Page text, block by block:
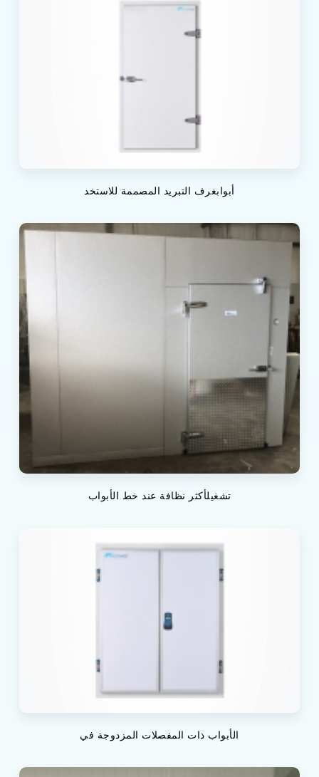
أبوابغرف التبريد المصممة للاستخد
تشغيلأكثر نظافة عند خط الأبواب
الأبواب ذات المفصلات المزدوجة في